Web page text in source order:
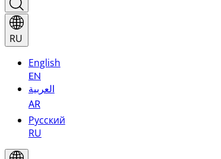
RU
English
EN
العربية
AR
Русский
RU